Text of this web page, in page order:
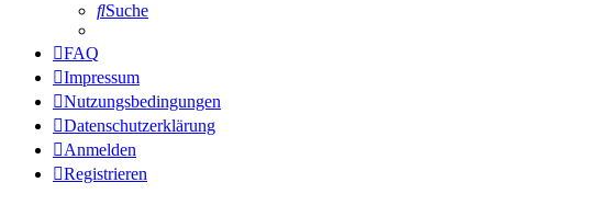
Suche
FAQ
Impressum
Nutzungsbedingungen
Datenschutzerklärung
Anmelden
Registrieren